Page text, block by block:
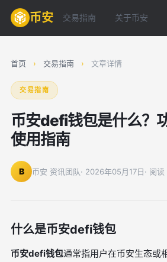
币安 交易指南 关于币安
首页 › 交易指南 › 文章详情
交易指南
币安defi钱包是什么？
使用指南
B 币安 资讯团队· 2026年05月17日· 阅
什么是币安defi钱包
币安defi钱包通常指用户在币安生态或